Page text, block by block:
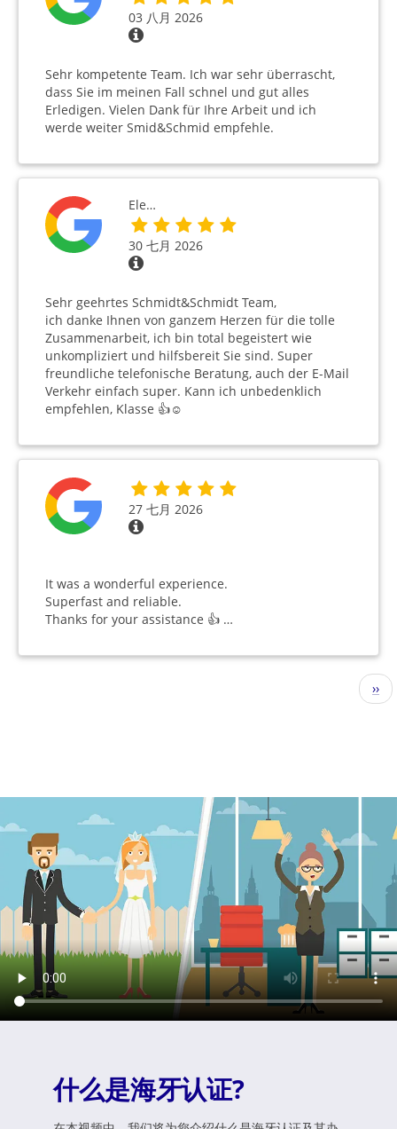
03 八月 2026
Sehr kompetente Team. Ich war sehr überrascht,
dass Sie im meinen Fall schnel und gut alles
Erledigen. Vielen Dank für Ihre Arbeit und ich
werde weiter Smid&Schmid empfehle.
Ele…
30 七月 2026
Sehr geehrtes Schmidt&Schmidt Team,
ich danke Ihnen von ganzem Herzen für die tolle
Zusammenarbeit, ich bin total begeistert wie
unkompliziert und hilfsbereit Sie sind. Super
freundliche telefonische Beratung, auch der E-Mail
Verkehr einfach super. Kann ich unbedenklich
empfehlen, Klasse 👍☺️
27 七月 2026
It was a wonderful experience.
Superfast and reliable.
Thanks for your assistance 👍 …
下
一
››
什么是海牙认证?